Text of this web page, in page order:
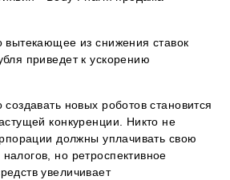
вытекающее из снижения ставок
приведет к ускорению
новых роботов становится
конкуренции. Никто не
должны уплачивать свою
но ретроспективное
увеличивает